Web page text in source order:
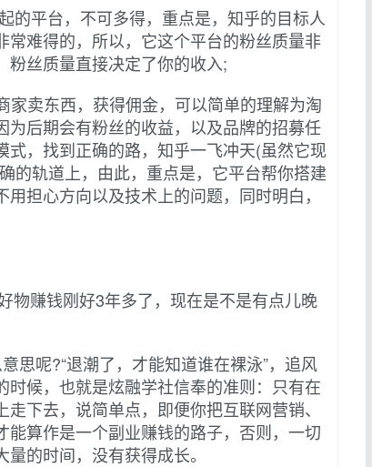
的平台，不可多得，重点是，知乎的目标人
难得的，所以，它这个平台的粉丝质量非
粉丝质量直接决定了你的收入;
卖东西，获得佣金，可以简单的理解为淘
后期会有粉丝的收益，以及品牌的招募任
，找到正确的路，知乎一飞冲天(虽然它现
的轨道上，由此，重点是，它平台帮你搭建
担心方向以及技术上的问题，同时明白，
物赚钱刚好3年多了，现在是不是有点儿晚
思呢?“退潮了，才能知道谁在裸泳”，追风
候，也就是炫融学社信奉的准则：只有在
下去，说简单点，即便你把互联网营销、
算作是一个副业赚钱的路子，否则，一切
的时间，没有获得成长。